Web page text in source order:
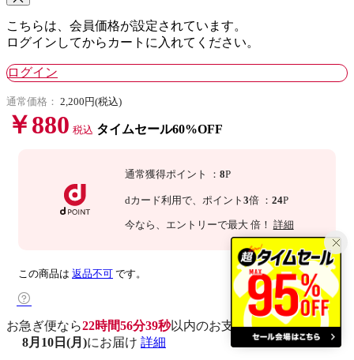
こちらは、会員価格が設定されています。
ログインしてからカートに入れてください。
ログイン
通常価格： 2,200円(税込)
￥880 税込 タイムセール60%OFF
通常獲得ポイント ： 8P
dカード利用で、 ポイント 3倍 ： 24P
今なら 、エントリーで最大 倍！ 詳細
この商品は 返品不可 です。
お急ぎ便なら22時間56分38秒以内のお支払いで
8月10日(月)にお届け 詳細